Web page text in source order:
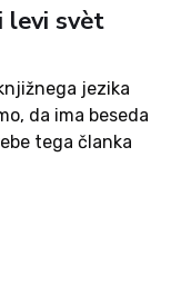
levi svèt
jezika
da ima beseda
tega članka